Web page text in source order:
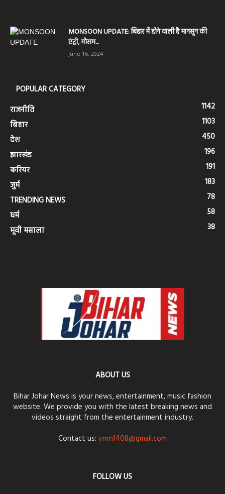
MONSOON UPDATE: बिहार में होने वाली है मानसून की
एंट्री, मौसम...
June 16, 2024
POPULAR CATEGORY
राजनीति
1142
बिहार
1103
देश
450
झारखंड
196
करियर
191
जुर्म
183
TRENDING NEWS
78
धर्म
58
मूवी मसाला
38
ABOUT US
Bihar Johar News is your news, entertainment, music fashion
website. We provide you with the latest breaking news and
videos straight from the entertainment industry.
Contact us: vnrn1408@gmail.com
FOLLOW US